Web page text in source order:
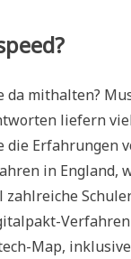
da mithalten?
liefern
Erfahrungen
in England,
zahlreiche
Map,